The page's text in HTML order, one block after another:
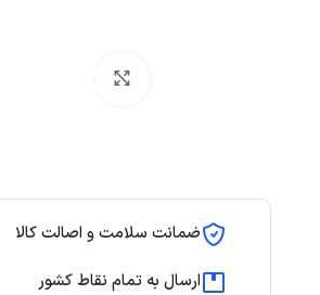
ضمانت سلامت و اصالت کالا
ارسال به تمام نقاط کشور